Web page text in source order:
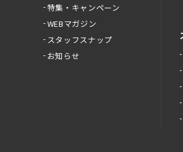
特集・キャンペーン
WEBマガジン
スタッフスナップ
お知らせ